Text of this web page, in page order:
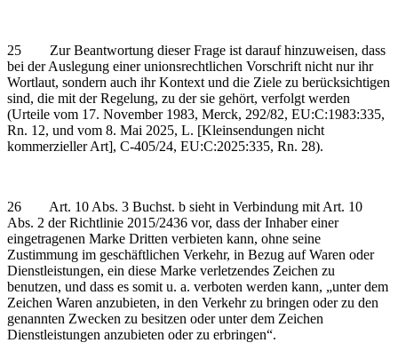
25 Zur Beantwortung dieser Frage ist darauf hinzuweisen, dass
bei der Auslegung einer unionsrechtlichen Vorschrift nicht nur ihr
Wortlaut, sondern auch ihr Kontext und die Ziele zu berücksichtigen
sind, die mit der Regelung, zu der sie gehört, verfolgt werden
(Urteile vom 17. November 1983, Merck, 292/82, EU:C:1983:335,
Rn. 12, und vom 8. Mai 2025, L. [Kleinsendungen nicht
kommerzieller Art], C‑405/24, EU:C:2025:335, Rn. 28).
26 Art. 10 Abs. 3 Buchst. b sieht in Verbindung mit Art. 10
Abs. 2 der Richtlinie 2015/2436 vor, dass der Inhaber einer
eingetragenen Marke Dritten verbieten kann, ohne seine
Zustimmung im geschäftlichen Verkehr, in Bezug auf Waren oder
Dienstleistungen, ein diese Marke verletzendes Zeichen zu
benutzen, und dass es somit u. a. verboten werden kann, „unter dem
Zeichen Waren anzubieten, in den Verkehr zu bringen oder zu den
genannten Zwecken zu besitzen oder unter dem Zeichen
Dienstleistungen anzubieten oder zu erbringen“.